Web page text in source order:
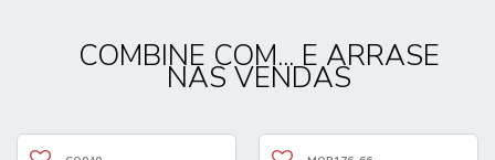
COMBINE COM... E ARRASE
NAS VENDAS